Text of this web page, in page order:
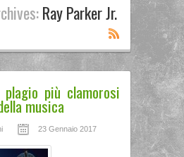
Ray Parker Jr.
più clamorosi
musica
23 Gennaio 2017